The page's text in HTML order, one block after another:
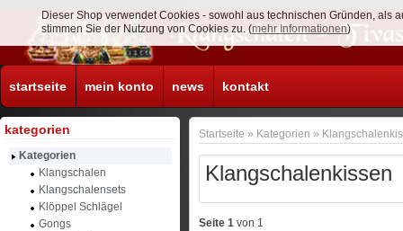
startseite mein konto news kontakt
Startseite » Kategorien »
Klangschalenkissen
Seite 1 von 1
kategorien
Kategorien
Klangschalen
Klangschalensets
Klöppel Schlägel
Gongs
Dieser Shop verwendet Cookies - sowohl aus technischen Gründen, als
stimmen Sie der Nutzung von Cookies zu. (mehr Informationen)